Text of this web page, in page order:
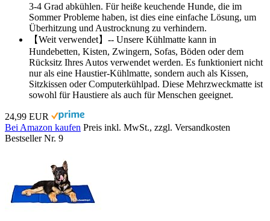
3-4 Grad abkühlen. Für heiße keuchende Hunde, die im
Sommer Probleme haben, ist dies eine einfache Lösung, um
Überhitzung und Austrocknung zu verhindern.
【Weit verwendet】-- Unsere Kühlmatte kann in
Hundebetten, Kisten, Zwingern, Sofas, Böden oder dem
Rücksitz Ihres Autos verwendet werden. Es funktioniert nicht
nur als eine Haustier-Kühlmatte, sondern auch als Kissen,
Sitzkissen oder Computerkühlpad. Diese Mehrzweckmatte ist
sowohl für Haustiere als auch für Menschen geeignet.
24,99 EUR
Bei Amazon kaufen Preis inkl. MwSt., zzgl. Versandkosten
Bestseller Nr. 9